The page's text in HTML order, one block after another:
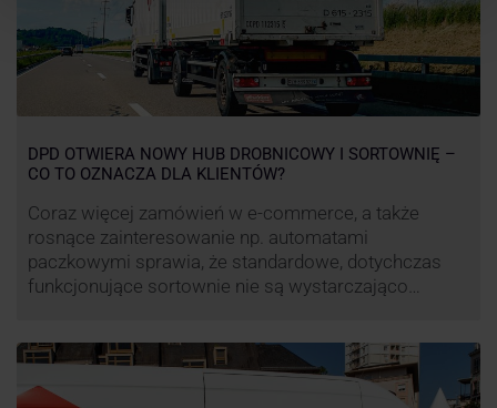
DPD OTWIERA NOWY HUB DROBNICOWY I SORTOWNIĘ –
CO TO OZNACZA DLA KLIENTÓW?
Coraz więcej zamówień w e-commerce, a także
rosnące zainteresowanie np. automatami
paczkowymi sprawia, że standardowe, dotychczas
funkcjonujące sortownie nie są wystarczająco
względu pod Łodzią uruchomiono nowe centrum
transportowo-logistyczne. Innowacyjny hub